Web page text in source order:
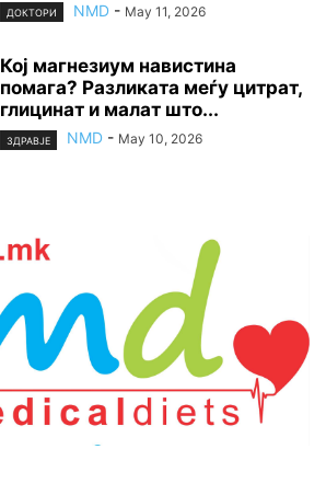
ДОКТОРИ NMD - May 11, 2026
Кој магнезиум навистина
помага? Разликата меѓу цитрат,
глицинат и малат што...
ЗДРАВЈЕ NMD - May 10, 2026